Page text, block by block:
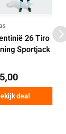
26 Tiro
Sportjack
deal